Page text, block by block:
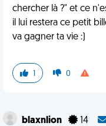
chercher là ?" et ce
il lui restera ce petit
va gagner ta vie :)
1 0
blaxnlion 14